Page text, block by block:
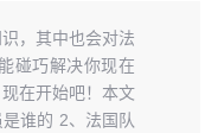
，其中也会对法
碰巧解决你现在
在开始吧！本文
谁的 2、法国队